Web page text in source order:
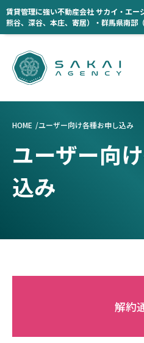
賃貸管理に強い不動産会社 サカイ・エー
熊谷、深谷、本庄、寄居）・群馬県南部
ユーザー向
込み
HOME ユーザー向け各種お申し込み
解約